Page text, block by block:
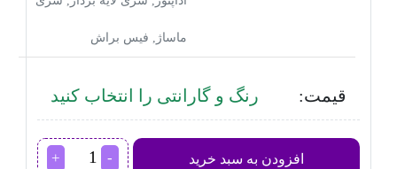
ماساژ, فیس براش
قیمت: رنگ و گارانتی را انتخاب کنید
افزودن به سبد خرید
اپیلاتور